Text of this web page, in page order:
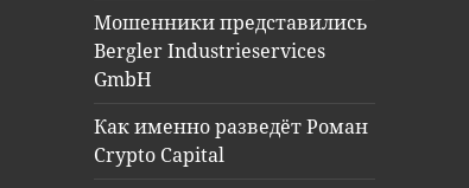
Мошенники представились
Bergler Industrieservices
GmbH
Как именно разведёт Роман
Crypto Capital